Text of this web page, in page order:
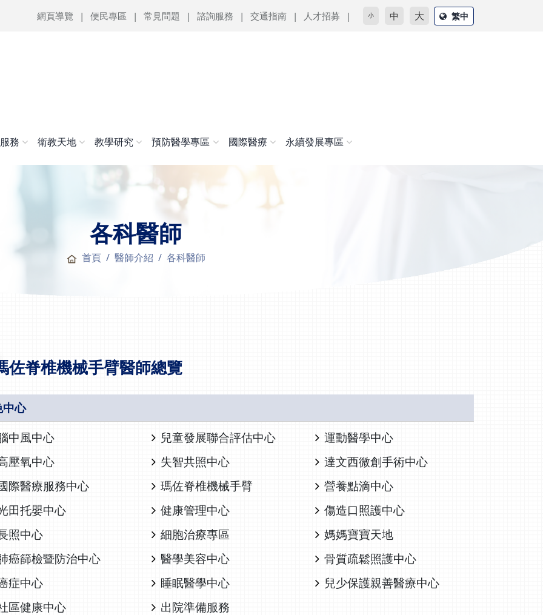
網頁導覽 便民專區 常見問題 諮詢服務 交通指南 人才招募 小 中 大 繁中
務 衛教天地 教學研究 預防醫學專區 國際醫療 永續發展專區
各科醫師
首頁 醫師介紹 各科醫師
佐脊椎機械手臂醫師總覽
心
中風中心
兒童發展聯合評估中心
運動醫學中心
壓氧中心
失智共照中心
達文西微創手術中心
際醫療服務中心
瑪佐脊椎機械手臂
營養點滴中心
田托嬰中心
健康管理中心
傷造口照護中心
照中心
細胞治療專區
媽媽寶寶天地
癌篩檢暨防治中心
醫學美容中心
骨質疏鬆照護中心
症中心
睡眠醫學中心
兒少保護親善醫療中心
區健康中心
出院準備服務